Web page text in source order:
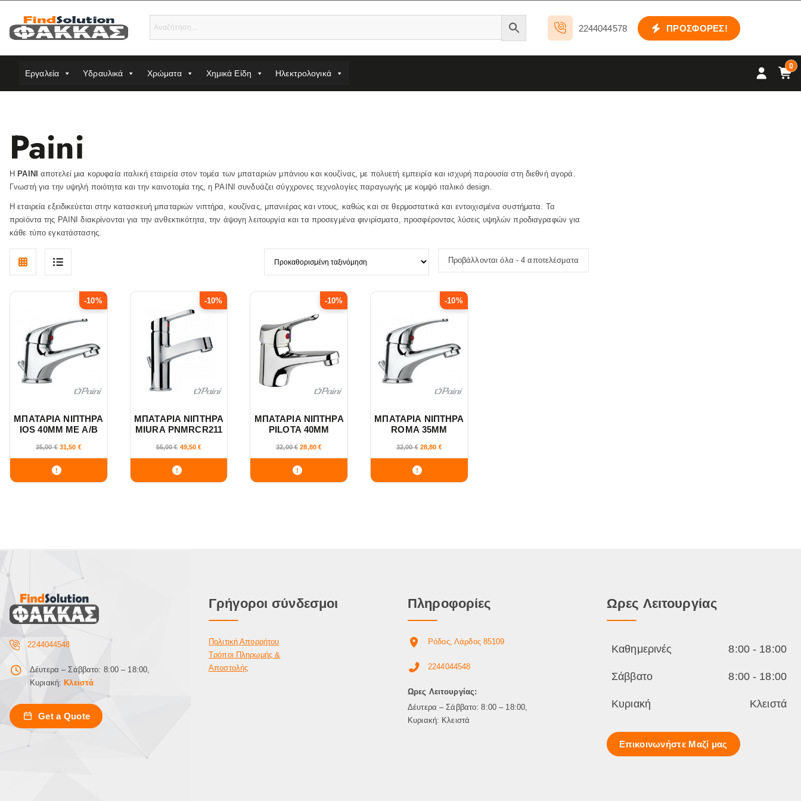
t
2244044578 ΠΡΟΣΦΟΡΕΣ!
Εργαλεία Υδραυλικά Χρώματα Χημικά Είδη Ηλεκτρολογικά
0
Paini
Η PAINI
αποτελεί μια κορυφαία ιταλική εταιρεία στον τομέα των μπαταριών μπάνιου και κουζίνας, με πολυετή εμπειρία και ισχυρή παρουσία στη διεθνή αγορά.
Γνωστή για την υψηλή ποιότητα και την καινοτομία της, η PAINI συνδυάζει σύγχρονες τεχνολογίες παραγωγής με κομψό ιταλικό design.
Η εταιρεία εξειδικεύεται στην κατασκευή μπαταριών νιπτήρα, κουζίνας, μπανιέρας και ντους, καθώς και σε θερμοστατικά και εντοιχισμένα συστήματα. Τα
προϊόντα της PAINI διακρίνονται για την ανθεκτικότητα, την άψογη λειτουργία και τα προσεγμένα φινιρίσματα, προσφέροντας λύσεις υψηλών προδιαγραφών για
κάθε τύπο εγκατάστασης.
Προβάλλονται όλα - 4 αποτελέσματα
r
d
e
w
i
e
w
-10%
ΜΠΑΤΑΡΙΑ ΝΙΠΤΗΡΑ
IOS 40MM ΜΕ Α/Β
35,00€ 31,50 €
-10%
ΜΠΑΤΑΡΙΑ ΝΙΠΤΗΡΑ
MIURA PNMRCR211
55,00€ 49,50€
-10%
ΜΠΑΤΑΡΙΑ ΝΙΠΤΗΡΑ
PILOTA 40MM
32,00€ 28,80€
-10%
ΜΠΑΤΑΡΙΑ ΝΙΠΤΗΡΑ
ROMA 35ΜΜ
32,00€ 28,80 €
2244044548
Δέυτερα – Σάββατο: 8:00 – 18:00,
Κυριακή: Κλειστά
Get a Quote
Γρήγοροι σύνδεσμοι
Πολιτική Απορρήτου
Τρόποι Πληρωμής &
Αποστολής
Πληροφορίες
Ρόδος, Λάρδος 85109
2244044548
Ωρες Λειτουργίας:
Δέυτερα – Σάββατο: 8:00 – 18:00,
Κυριακή: Κλειστά
Ωρες Λειτουργίας
Καθημερινές 8:00 - 18:00
Σάββατο 8:00 - 18:00
Κυριακή Κλειστά
Επικοινωνήστε Μαζί μας